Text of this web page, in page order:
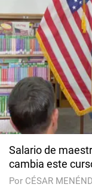
Salario de
cambia este
Por CÉSAR